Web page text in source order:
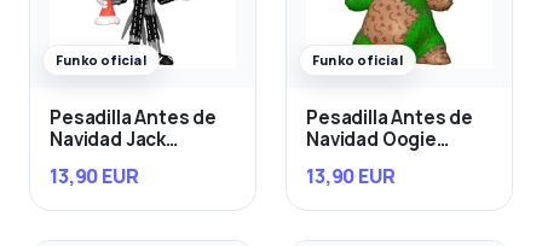
Funko oficial
Pesadilla Antes de
Navidad Jack
13,90 EUR
Funko oficial
Pesadilla Antes de
Navidad Oogie
13,90 EUR